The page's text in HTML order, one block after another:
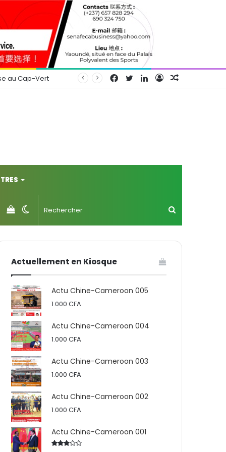
au Cap-Vert Connexion
Linkedin
Twitter
Facebook
Switch
skin
Voir
votre
Actuellement en Kiosque
Actu Chine-Cameroon 005
1.000CFA
Actu Chine-Cameroon 004
1.000CFA
Actu Chine-Cameroon 003
1.000CFA
Actu Chine-Cameroon 002
1.000CFA
Actu Chine-Cameroon 001